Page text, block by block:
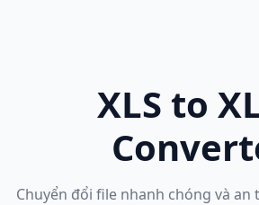
XLS to
Chuyển đổi file nhanh chóng và an